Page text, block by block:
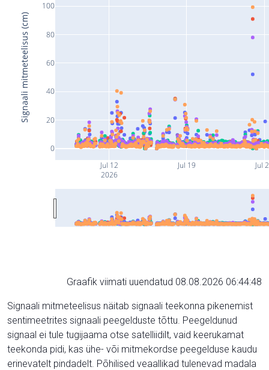
Jul 12
2026
Jul 19 Jul
0
20
40
60
80
100
Signaali mitmeteelisus (cm)
Graafik viimati uuendatud 08.08.2026 06:44:48
Signaali mitmeteelisus näitab signaali teekonna pikenemist
sentimeetrites signaali peegelduste tõttu. Peegeldunud
signaal ei tule tugijaama otse satelliidilt, vaid keerukamat
teekonda pidi, kas ühe- või mitmekordse peegelduse kaudu
erinevatelt pindadelt. Põhilised veaallikad tulenevad madala